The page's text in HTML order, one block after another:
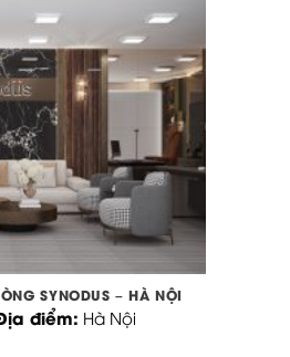
SYNODUS – HÀ NỘI
điểm: Hà Nội